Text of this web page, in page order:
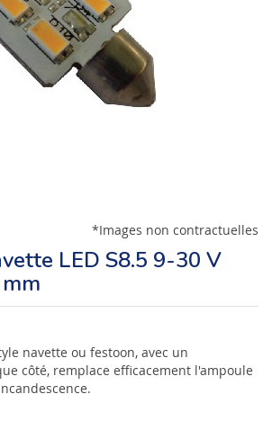
*Images non contractuelles
LED S8.5 9-30 V
navette ou festoon, avec un
côté, remplace efficacement l'ampoule